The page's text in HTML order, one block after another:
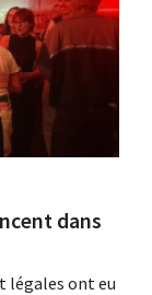
dans
légales ont eu